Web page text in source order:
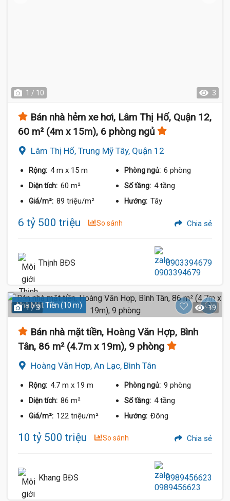
1 / 10 3
Bán nhà hẻm xe hơi, Lâm Thị Hố, Quận 12,
60 m² (4m x 15m), 6 phòng ngủ
Lâm Thị Hố, Trung Mỹ Tây, Quận 12
Rộng: 4 m x 15 m Phòng ngủ: 6 phòng
Diện tích: 60 m² Số tầng: 4 tầng
Giá/m²: 89 triệu/m² Hướng: Tây
6 tỷ 500 triệu So sánh Chia sẻ
Thịnh BĐS 0903394679
Nhà Mặt Tiền (10 m)
1 / 3 19
Bán nhà mặt tiền, Hoàng Văn Hợp, Bình
Tân, 86 m² (4.7m x 19m), 9 phòng
Hoàng Văn Hợp, An Lạc, Bình Tân
Rộng: 4.7 m x 19 m Phòng ngủ: 9 phòng
Diện tích: 86 m² Số tầng: 4 tầng
Giá/m²: 122 triệu/m² Hướng: Đông
10 tỷ 500 triệu So sánh Chia sẻ
Khang BĐS 0989456623